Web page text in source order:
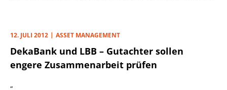
September wird das Thema nun erneut auf der
Tagesordnung stehen.
12. JULI 2012 ASSET MANAGEMENT
DekaBank und LBB – Gutachter sollen
engere Zusammenarbeit prüfen
„